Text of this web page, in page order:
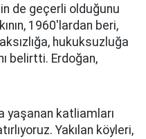
de geçerli olduğunu
1960'lardan beri,
hukuksuzluğa
belirtti. Erdoğan,
yaşanan katliamları
Yakılan köyleri,